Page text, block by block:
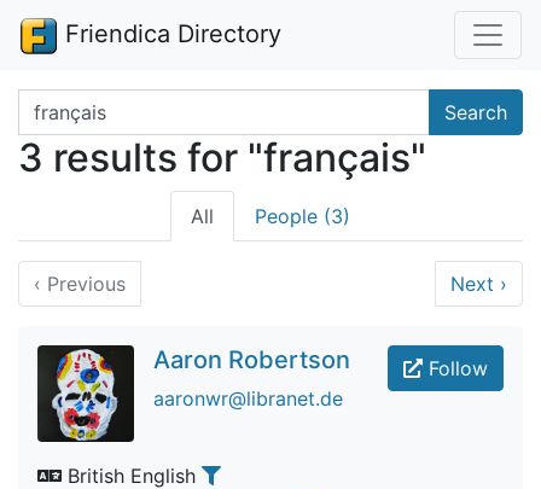
Friendica Directory
Search terms Search
3 results for "français"
All People (3)
‹ Previous Next ›
Follow
Aaron Robertson
aaronwr@libranet.de
British English